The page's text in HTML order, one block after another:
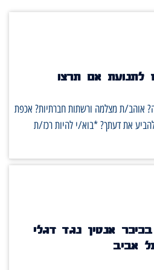
אם תרצו
אוהב/ת מצלמה ורשתות חברתיות? אכפת
את דעתך? *בוא/י להיות רכז/ת
אנטין נגד דגלי
אביב